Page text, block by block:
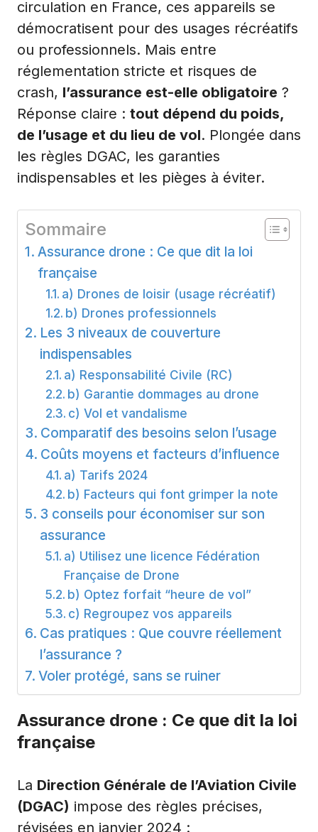
circulation en France, ces appareils se
démocratisent pour des usages récréatifs
ou professionnels. Mais entre
réglementation stricte et risques de
crash, l’assurance est-elle obligatoire ?
Réponse claire : tout dépend du poids,
de l’usage et du lieu de vol. Plongée dans
les règles DGAC, les garanties
indispensables et les pièges à éviter.
Sommaire
Assurance drone : Ce que dit la loi
française
a) Drones de loisir (usage récréatif)
b) Drones professionnels
Les 3 niveaux de couverture
indispensables
a) Responsabilité Civile (RC)
b) Garantie dommages au drone
c) Vol et vandalisme
Comparatif des besoins selon l’usage
Coûts moyens et facteurs d’influence
a) Tarifs 2024
b) Facteurs qui font grimper la note
3 conseils pour économiser sur son
assurance
a) Utilisez une licence Fédération
Française de Drone
b) Optez forfait “heure de vol”
c) Regroupez vos appareils
Cas pratiques : Que couvre réellement
l’assurance ?
Voler protégé, sans se ruiner
Assurance drone : Ce que dit la loi
française
La Direction Générale de l’Aviation Civile
(DGAC) impose des règles précises,
révisées en janvier 2024 :